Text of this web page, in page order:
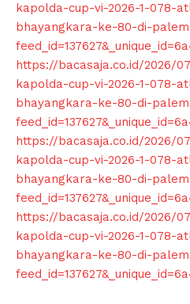
kapolda-cup-vi-2026-1-078-
bhayangkara-ke-80-di-
https://bacasaja.co.id/2026/
kapolda-cup-vi-2026-1-078-
bhayangkara-ke-80-di-
https://bacasaja.co.id/2026/
kapolda-cup-vi-2026-1-078-
bhayangkara-ke-80-di-
https://bacasaja.co.id/2026/
kapolda-cup-vi-2026-1-078-
bhayangkara-ke-80-di-